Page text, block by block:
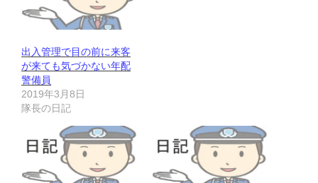
出入管理で目の前に来客
が来ても気づかない年配
警備員
2019年3月8日
隊長の日記